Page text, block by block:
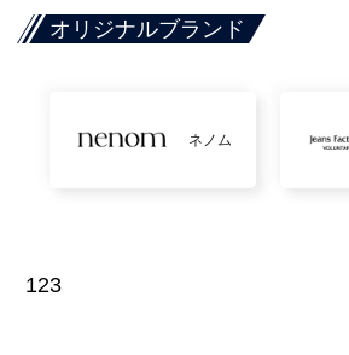
オリジナルブランド
ネノム
123